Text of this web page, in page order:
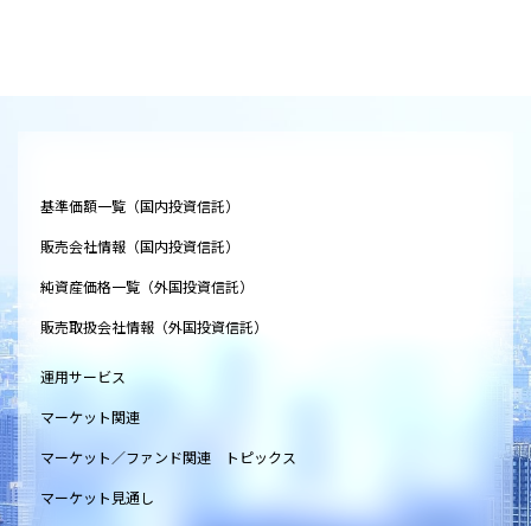
基準価額一覧（国内投資信託）
販売会社情報（国内投資信託）
純資産価格一覧（外国投資信託）
販売取扱会社情報（外国投資信託）
運用サービス
マーケット関連
マーケット／ファンド関連 トピックス
マーケット見通し